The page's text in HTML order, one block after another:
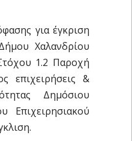
για έγκριση
Χαλανδρίου
1.2 Παροχή
επιχειρήσεις &
Δημόσιου